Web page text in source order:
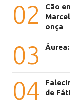
02
Cão
onça
03
04
de